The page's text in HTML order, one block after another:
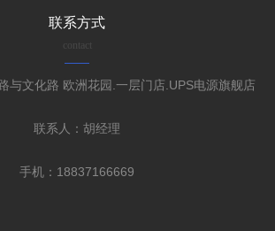
联系方式
contact
与文化路 欧洲花园.一层门店.UPS电源旗舰店
联系人：胡经理
手机：18837166669